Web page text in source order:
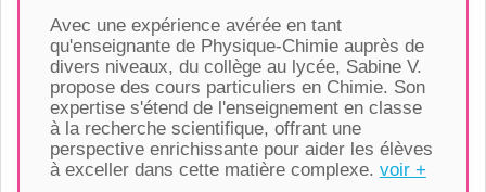
Avec une expérience avérée en tant
qu'enseignante de Physique-Chimie auprès de
divers niveaux, du collège au lycée, Sabine V.
propose des cours particuliers en Chimie. Son
expertise s'étend de l'enseignement en classe
à la recherche scientifique, offrant une
perspective enrichissante pour aider les élèves
à exceller dans cette matière complexe. voir +